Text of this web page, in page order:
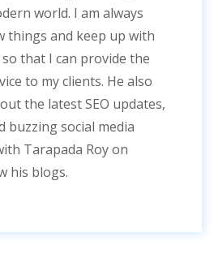
world. I am always
things and keep up with
that I can provide the
to my clients. He also
the latest SEO updates,
buzzing social media
Tarapada Roy on
his blogs.